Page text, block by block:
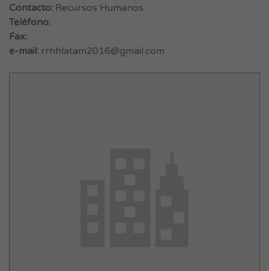
Contacto: Recursos Humanos
Teléfono:
Fax:
e-mail: rrhhlatam2016@gmail.com